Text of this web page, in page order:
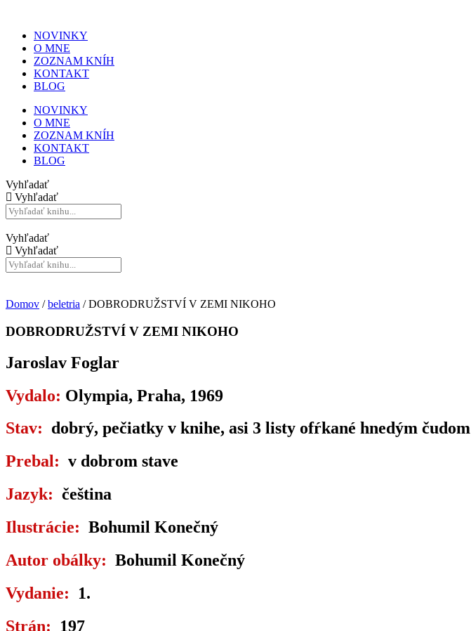
NOVINKY
O MNE
ZOZNAM KNÍH
KONTAKT
BLOG
NOVINKY
O MNE
ZOZNAM KNÍH
KONTAKT
BLOG
Vyhľadať
Vyhľadať
Vyhľadať
Vyhľadať
Domov /beletria / DOBRODRUŽSTVÍ V ZEMI NIKOHO
DOBRODRUŽSTVÍ V ZEMI NIKOHO
Jaroslav Foglar
Vydalo: Olympia, Praha, 1969
Stav: dobrý, pečiatky v knihe, asi 3 listy ofŕkané hnedým čudom
Prebal: v dobrom stave
Jazyk: čeština
Ilustrácie: Bohumil Konečný
Autor obálky: Bohumil Konečný
Vydanie: 1.
Strán: 197